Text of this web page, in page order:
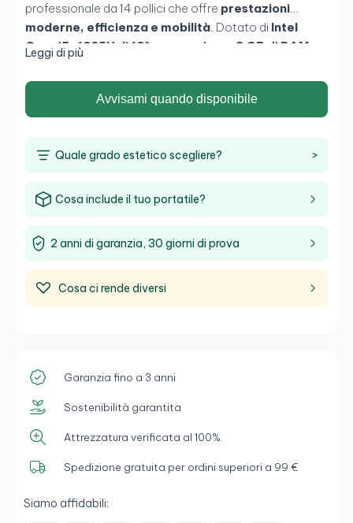
professionale da 14 pollici che offre prestazioni
moderne, efficienza e mobilità. Dotato di Intel
Core i5-1335U di 13ª generazione, 8 GB di RAM e
attività d’ufficio e nel multitasking quotidiano. Il suo
Full HD antiriflessoe il design compatto lo
rendono un’ottima scelta peraziende, smart
produttività.
Leggi di più
Avvisami quando disponibile
Quale grado estetico scegliere? >
Cosa include il tuo portatile?
2 anni di garanzia, 30 giorni di prova
Cosa ci rende diversi
Garanzia fino a 3 anni
Sostenibilità garantita
Attrezzatura verificata al 100%.
Spedizione gratuita per ordini superiori a 99 €
Siamo affidabili: